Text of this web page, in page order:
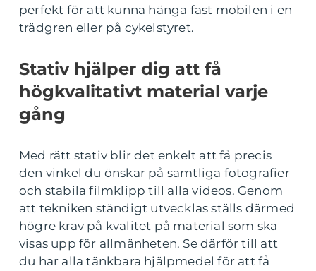
perfekt för att kunna hänga fast mobilen i en
trädgren eller på cykelstyret.
Stativ hjälper dig att få
högkvalitativt material varje
gång
Med rätt stativ blir det enkelt att få precis
den vinkel du önskar på samtliga fotografier
och stabila filmklipp till alla videos. Genom
att tekniken ständigt utvecklas ställs därmed
högre krav på kvalitet på material som ska
visas upp för allmänheten. Se därför till att
du har alla tänkbara hjälpmedel för att få